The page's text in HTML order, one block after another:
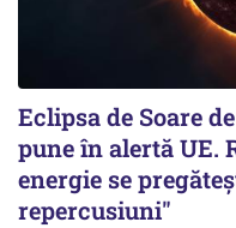
Eclipsa de Soare
pune în alertă UE.
energie se
repercusiuni"